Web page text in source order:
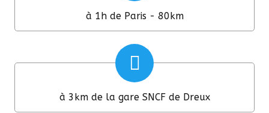
à 1h de Paris - 80km
à 3km de la gare SNCF de Dreux